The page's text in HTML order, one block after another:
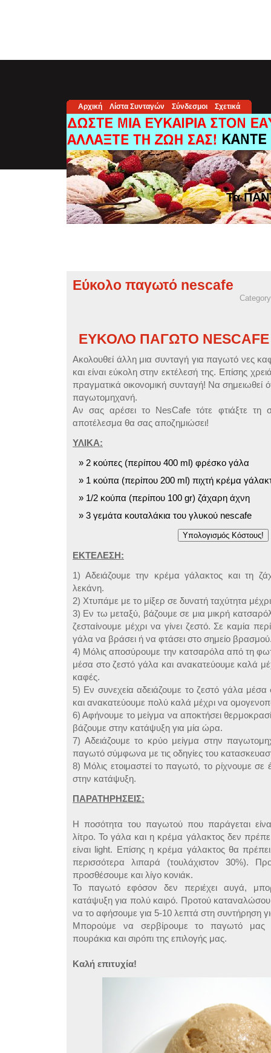
Αρχική Λίστα Συνταγών Σύνδεσμοι Σχετικά
Τα
Εύκολο παγωτό nescafe
ΕΥΚΟΛΟ ΠΑΓΩΤΟ NESCAFE
Ακολουθεί άλλη μια συνταγή για παγωτό νες
και είναι εύκολη στην εκτέλεσή της. Επίσης
πραγματικά οικονομική συνταγή! Να σημειωθεί
παγωτομηχανή.
Αν σας αρέσει το NesCafe τότε φτιάξτε τη
αποτέλεσμα θα σας αποζημιώσει!
ΥΛΙΚΑ:
2 κούπες (περίπου 400 ml) φρέσκο γάλα
1 κούπα (περίπου 200 ml) πιχτή κρέμα
1/2 κούπα (περίπου 100 gr) ζάχαρη άχνη
3 γεμάτα κουταλάκια του γλυκού nescafe
ΕΚΤΕΛΕΣΗ:
1) Αδειάζουμε την κρέμα γάλακτος και τη
λεκάνη.
2) Χτυπάμε με το μίξερ σε δυνατή ταχύτητα μέχρι
3) Εν τω μεταξύ, βάζουμε σε μια μικρή
ζεσταίνουμε μέχρι να γίνει ζεστό. Σε καμία
γάλα να βράσει ή να φτάσει στο σημείο
4) Μόλις αποσύρουμε την κατσαρόλα από τη
μέσα στο ζεστό γάλα και ανακατεύουμε καλά
καφές.
5) Εν συνεχεία αδειάζουμε το ζεστό γάλα μέσα
και ανακατεύουμε πολύ καλά μέχρι να
6) Αφήνουμε το μείγμα να αποκτήσει
βάζουμε στην κατάψυξη για μία ώρα.
7) Αδειάζουμε το κρύο μείγμα στην
παγωτό σύμφωνα με τις οδηγίες του
8) Μόλις ετοιμαστεί το παγωτό, το ρίχνουμε σε
στην κατάψυξη.
ΠΑΡΑΤΗΡΗΣΕΙΣ:
Η ποσότητα του παγωτού που παράγεται
λίτρο. Το γάλα και η κρέμα γάλακτος δεν
είναι light. Επίσης η κρέμα γάλακτος θα
περισσότερα λιπαρά (τουλάχιστον 30%).
προσθέσουμε και λίγο κονιάκ.
Το παγωτό εφόσον δεν περιέχει αυγά,
κατάψυξη για πολύ καιρό. Προτού
να το αφήσουμε για 5-10 λεπτά στη συντήρηση
Μπορούμε να σερβίρουμε το παγωτό μας
πουράκια και σιρόπι της επιλογής μας.
Καλή επιτυχία!